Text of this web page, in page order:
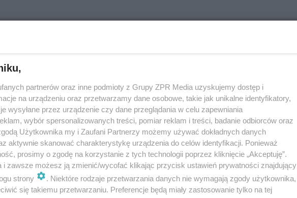
razy w roku) to sposób, by
partnerów oraz inne podmioty z Grupy ZPR Media uzyskujemy dostęp i
na urządzeniu oraz przetwarzamy dane osobowe, takie jak unikalne identyfikatory,
wysyłane przez urządzenie czy dane przeglądania w celu zapewniania
wybór spersonalizowanych treści, pomiar reklam i treści, badanie odbiorców oraz
Użytkownika my i Zaufani Partnerzy możemy używać dokładnych danych
aktywnie skanować charakterystykę urządzenia do celów identyfikacji. Ponieważ
prosimy o zgodę na korzystanie z tych technologii poprzez kliknięcie „Akceptuję”.
i zawsze możesz ją zmienić/wycofać klikając przycisk ustawień prywatności znajdujący
strony
. Niektóre rodzaje przetwarzania danych nie wymagają zgody użytkownika,
się takiemu przetwarzaniu. Preferencje będą miały zastosowanie tylko na tej